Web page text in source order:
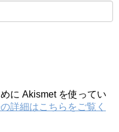
に Akismet を使ってい
詳細はこちらをご覧く